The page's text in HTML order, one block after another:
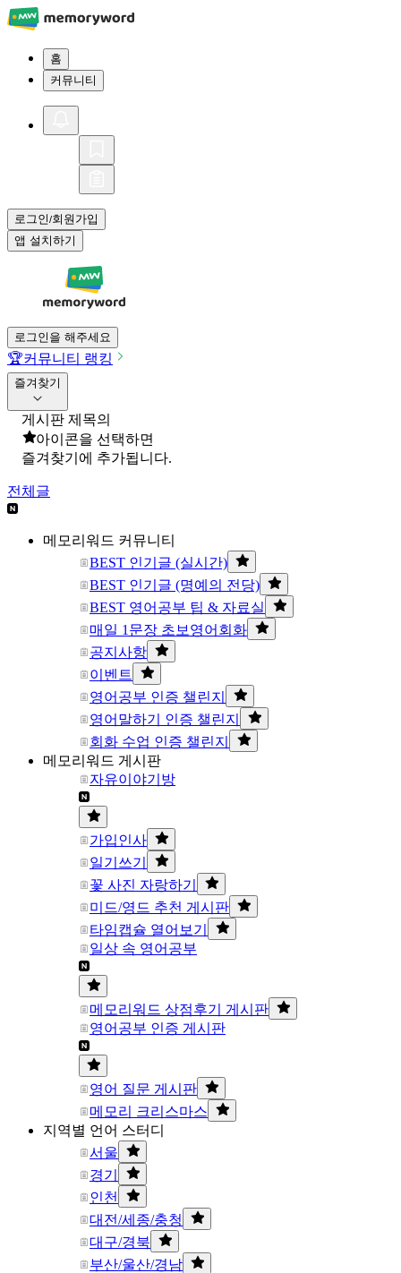
홈
커뮤니티
로그인/회원가입
앱 설치하기
로그인을 해주세요
🏆커뮤니티 랭킹
즐겨찾기
게시판 제목의
아이콘을 선택하면
즐겨찾기에 추가됩니다.
전체글
메모리워드 커뮤니티
BEST 인기글 (실시간)
BEST 인기글 (명예의 전당)
BEST 영어공부 팁 & 자료실
매일 1문장 초보영어회화
공지사항
이벤트
영어공부 인증 챌린지
영어말하기 인증 챌린지
회화 수업 인증 챌린지
메모리워드 게시판
자유이야기방
가입인사
일기쓰기
꽃 사진 자랑하기
미드/영드 추천 게시판
타임캡슐 열어보기
일상 속 영어공부
메모리워드 상점후기 게시판
영어공부 인증 게시판
영어 질문 게시판
메모리 크리스마스
지역별 언어 스터디
서울
경기
인천
대전/세종/충청
대구/경북
부산/울산/경남